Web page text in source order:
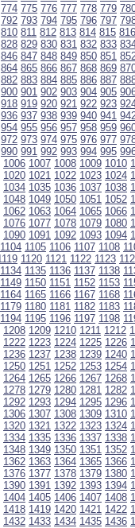
774 775 776 777 778 779
792 793 794 795 796 797
810 811 812 813 814 815 816
828 829 830 831 832 833
846 847 848 849 850 851
864 865 866 867 868 869
882 883 884 885 886 887
900 901 902 903 904 905
918 919 920 921 922 923
936 937 938 939 940 941
954 955 956 957 958 959
972 973 974 975 976 977
990 991 992 993 994 995
1006 1007 1008 1009 1010
1020 1021 1022 1023 1024
1034 1035 1036 1037 1038
1048 1049 1050 1051 1052
1062 1063 1064 1065 1066
1076 1077 1078 1079 1080
1090 1091 1092 1093 1094
1104 1105 1106 1107 1108
1120 1121 1122 1123
1134 1135 1136 1137 1138
1149 1150 1151 1152 1153
1164 1165 1166 1167 1168
1179 1180 1181 1182 1183
1194 1195 1196 1197 1198
1208 1209 1210 1211 1212
1222 1223 1224 1225 1226
1236 1237 1238 1239 1240
1250 1251 1252 1253 1254
1264 1265 1266 1267 1268
1278 1279 1280 1281 1282
1292 1293 1294 1295 1296
1306 1307 1308 1309 1310
1320 1321 1322 1323 1324
1334 1335 1336 1337 1338
1348 1349 1350 1351 1352
1362 1363 1364 1365 1366
1376 1377 1378 1379 1380
1390 1391 1392 1393 1394
1404 1405 1406 1407 1408
1418 1419 1420 1421 1422
1432 1433 1434 1435 1436